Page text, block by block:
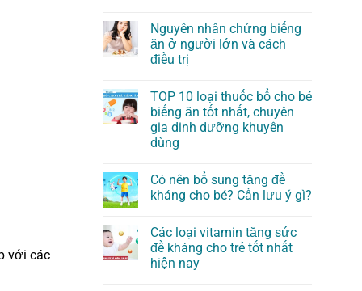
với các
Nguyên nhân chứng biếng
ăn ở người lớn và cách
điều trị
TOP 10 loại thuốc bổ cho bé
biếng ăn tốt nhất, chuyên
gia dinh dưỡng khuyên
dùng
Có nên bổ sung tăng đề
kháng cho bé? Cần lưu ý gì?
Các loại vitamin tăng sức
đề kháng cho trẻ tốt nhất
hiện nay